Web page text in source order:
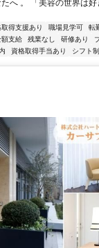
へ 。 「美容の世界は
取得支援あり 職場見学可 転
額支給 残業なし 研修あり
資格取得手当あり シフト制